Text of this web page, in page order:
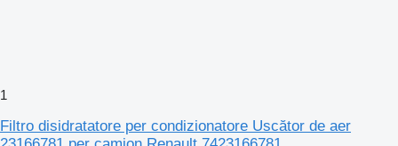
1
Filtro disidratatore per condizionatore Uscător de aer